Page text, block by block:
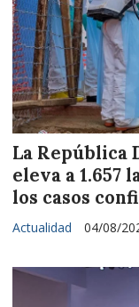
La República
eleva a 1.657
los casos
Actualidad 04/08/